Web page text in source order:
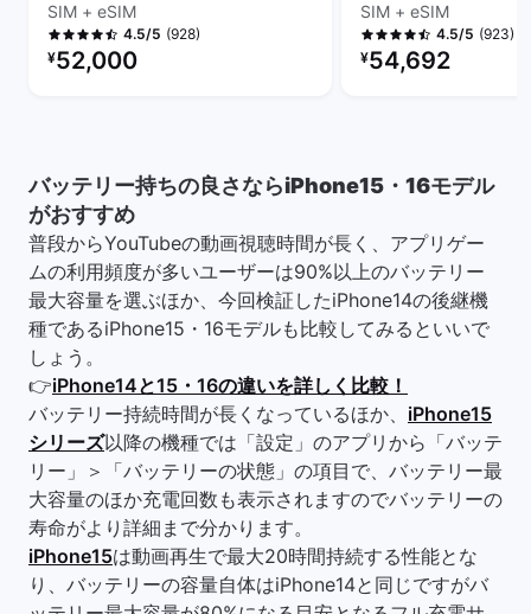
SIM + eSIM
4.5/5 (928)
リファービッシュ品の価格：
¥52,000
SIM + eSIM
4.5/5 (923)
リファービッシュ品の
¥54,692
バッテリー持ちの良さならiPhone15・16モデル
がおすすめ
普段からYouTubeの動画視聴時間が長く、アプリゲー
ムの利用頻度が多いユーザーは90%以上のバッテリー
最大容量を選ぶほか、今回検証したiPhone14の後継機
種であるiPhone15・16モデルも比較してみるといいで
しょう。
👉iPhone14と15・16の違いを詳しく比較！
バッテリー持続時間が長くなっているほか、 iPhone15
シリーズ以降の機種では「設定」のアプリから「バッテ
リー」＞「バッテリーの状態」の項目で、バッテリー最
大容量のほか充電回数も表示されますのでバッテリーの
寿命がより詳細まで分かります。
iPhone15は動画再生で最大20時間持続する性能とな
り、バッテリーの容量自体はiPhone14と同じですがバ